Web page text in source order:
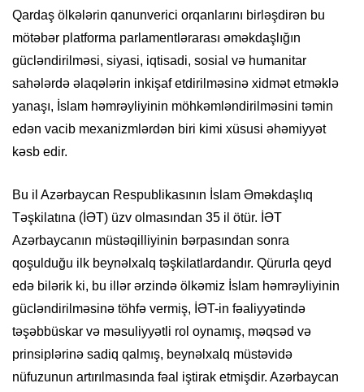
Qardaş ölkələrin qanunverici orqanlarını birləşdirən bu
mötəbər platforma parlamentlərarası əməkdaşlığın
gücləndirilməsi, siyasi, iqtisadi, sosial və humanitar
sahələrdə əlaqələrin inkişaf etdirilməsinə xidmət etməklə
yanaşı, İslam həmrəyliyinin möhkəmləndirilməsini təmin
edən vacib mexanizmlərdən biri kimi xüsusi əhəmiyyət
kəsb edir.
Bu il Azərbaycan Respublikasının İslam Əməkdaşlıq
Təşkilatına (İƏT) üzv olmasından 35 il ötür. İƏT
Azərbaycanın müstəqilliyinin bərpasından sonra
qoşulduğu ilk beynəlxalq təşkilatlardandır. Qürurla qeyd
edə bilərik ki, bu illər ərzində ölkəmiz İslam həmrəyliyinin
gücləndirilməsinə töhfə vermiş, İƏT-in fəaliyyətində
təşəbbüskar və məsuliyyətli rol oynamış, məqsəd və
prinsiplərinə sadiq qalmış, beynəlxalq müstəvidə
nüfuzunun artırılmasında fəal iştirak etmişdir. Azərbaycan